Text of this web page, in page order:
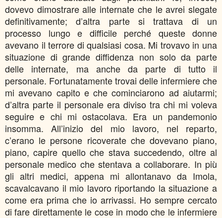
dovevo dimostrare alle internate che le avrei slegate
definitivamente; d’altra parte si trattava di un
processo lungo e difficile perché queste donne
avevano il terrore di qualsiasi cosa. Mi trovavo in una
situazione di grande diffidenza non solo da parte
delle internate, ma anche da parte di tutto il
personale. Fortunatamente trovai delle infermiere che
mi avevano capito e che cominciarono ad aiutarmi;
d’altra parte il personale era diviso tra chi mi voleva
seguire e chi mi ostacolava. Era un pandemonio
insomma. All’inizio del mio lavoro, nel reparto,
c’erano le persone ricoverate che dovevano piano,
piano, capire quello che stava succedendo, oltre al
personale medico che stentava a collaborare. In più
gli altri medici, appena mi allontanavo da Imola,
scavalcavano il mio lavoro riportando la situazione a
come era prima che io arrivassi. Ho sempre cercato
di fare direttamente le cose in modo che le infermiere